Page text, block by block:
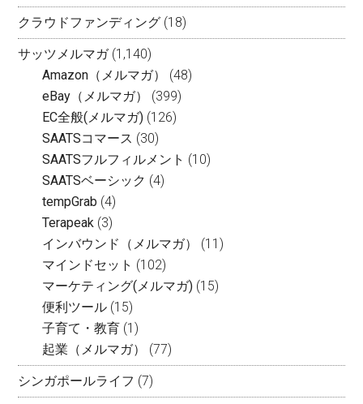
クラウドファンディング (18)
サッツメルマガ(1,140)
Amazon（メルマガ）
(48)
eBay（メルマガ）
(399)
EC全般(メルマガ) (126)
SAATSコマース (30)
SAATSフルフィルメント (10)
SAATSベーシック (4)
tempGrab (4)
Terapeak (3)
インバウンド（メルマガ）
(11)
マインドセット (102)
マーケティング(メルマガ) (15)
便利ツール (15)
子育て・教育 (1)
起業（メルマガ）
(77)
シンガポールライフ (7)